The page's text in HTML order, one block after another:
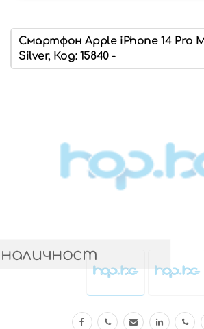
Смартфон Apple iPhone 14 Pro
Silver, Код: 15840 -